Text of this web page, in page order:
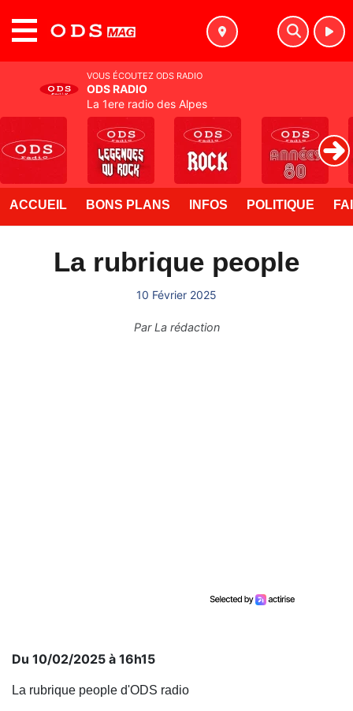
ACCUEIL BONS PLANS INFOS POLITIQUE
La rubrique people
10 Février 2025
ParLa rédaction
Du 10/02/2025 à 16h15
La rubrique people d'ODS radio
VOUS ÉCOUTEZ ODS RADIO
ODS RADIO
La 1ere radio des Alpes